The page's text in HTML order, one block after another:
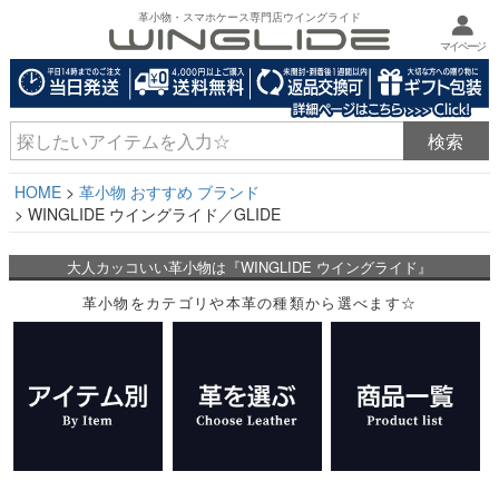
革小物・スマホケース専門店ウイングライド
マイページ
HOME
革小物 おすすめ ブランド
WINGLIDE ウイングライド／GLIDE
大人カッコいい革小物は『WINGLIDE ウイングライド』
革小物をカテゴリや本革の種類から選べます☆